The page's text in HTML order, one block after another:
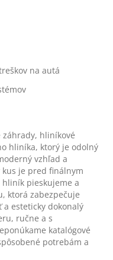
na autá
hliníkové
hliníka, ktorý je odolný
vzhľad a
je pred finálnym
pieskujeme a
ktorá zabezpečuje
esteticky dokonalý
ručne a s
katalógové
potrebám a